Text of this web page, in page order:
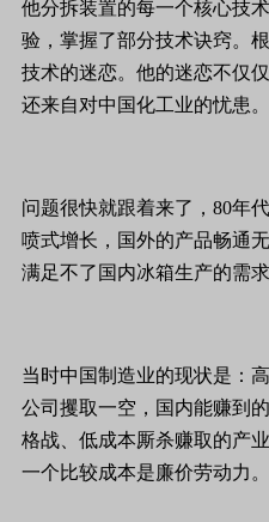
他分拆装置的每一个核心技
验，掌握了部分技术诀窍。
技术的迷恋。他的迷恋不仅
还来自对中国化工业的忧患。
问题很快就跟着来了，80年
喷式增长，国外的产品畅通
满足不了国内冰箱生产的需求
当时中国制造业的现状是：
公司攫取一空，国内能赚到
格战、低成本厮杀赚取的产
一个比较成本是廉价劳动力。